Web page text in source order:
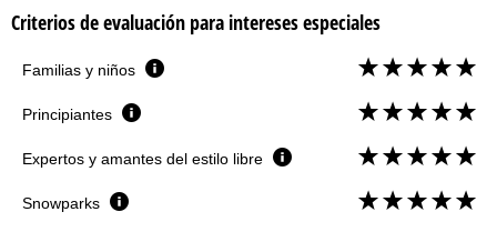
Criterios de evaluación para intereses especiales
Familias y niños
Principiantes
Expertos y amantes del estilo libre
Snowparks